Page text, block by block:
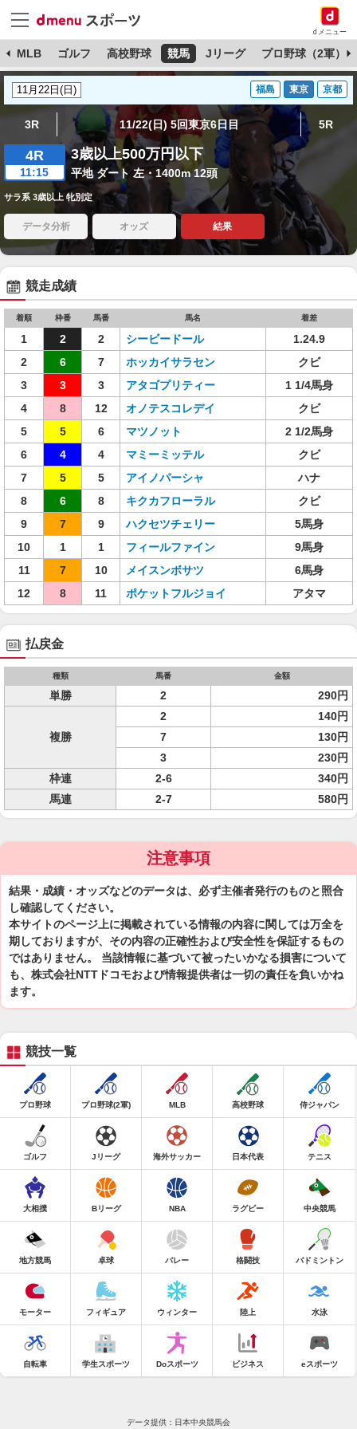
dメニュー
MLB ゴルフ 高校野球 競馬 Jリーグ プロ野球（2軍）
福島 東京 京都
3R 11/22(日) 5回東京6日目 5R
4R
11:15
3歳以上500万円以下
平地 ダート 左・1400m 12頭
サラ系 3歳以上 牝別定
データ分析 オッズ 結果
競走成績
着順 枠番 馬番 馬名 着差
1 2 2 シービードール
1.24.9
2
6 7 ホッカイサラセン
クビ
3
3 3 アタゴプリティー
1 1/4馬身
4
8 12 オノテスコレデイ
クビ
5
5 6 マツノット
2 1/2馬身
6
4 4 マミーミッテル
クビ
7
5 5 アイノパーシャ
ハナ
8
6 8 キクカフローラル
クビ
9
7 9 ハクセツチェリー
5馬身
10
1 1 フィールファイン
9馬身
11
7 10 メイスンボサツ
6馬身
12
8 11 ポケットフルジョイ アタマ
払戻金
種類 馬番 金額
単勝 2 290円
複勝
2
140円
7
130円
3
230円
枠連
2-6
340円
馬連
2-7 580円
注意事項
結果・成績・オッズなどのデータは、必ず主催者発行のものと照合
し確認してください。
本サイトのページ上に掲載されている情報の内容に関しては万全を
期しておりますが、その内容の正確性および安全性を保証するもの
ではありません。 当該情報に基づいて被ったいかなる損害について
も、株式会社NTTドコモおよび情報提供者は一切の責任を負いかね
ます。
競技一覧
プロ野球 プロ野球(2軍) MLB 高校野球 侍ジャパン
ゴルフ Jリーグ 海外サッカー 日本代表 テニス
大相撲 Bリーグ NBA ラグビー 中央競馬
地方競馬 卓球 バレー 格闘技 バドミントン
モーター フィギュア ウィンター 陸上 水泳
自転車 学生スポーツ Doスポーツ ビジネス eスポーツ
データ提供：日本中央競馬会